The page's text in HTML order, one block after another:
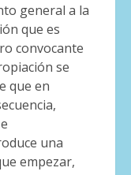
general a la
que es
convocante
se
que en
una
empezar,